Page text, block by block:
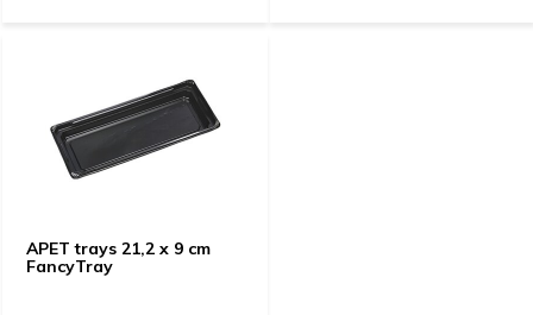
APET trays 21,2 x 9 cm
FancyTray